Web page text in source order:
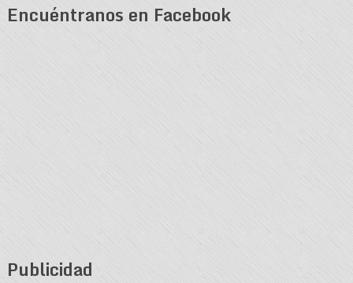
Encuéntranos en Facebook
Publicidad